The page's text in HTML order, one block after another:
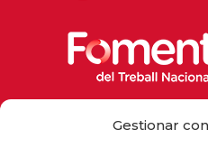
Gestionar